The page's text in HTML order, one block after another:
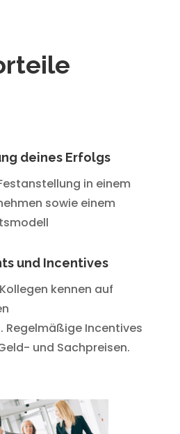
deines Erfolgs
in einem
sowie einem
und Incentives
kennen auf
Regelmäßige Incentives
und Sachpreisen.